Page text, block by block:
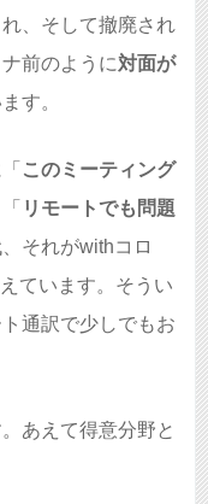
、そして撤廃され
前のように対面が
す。
このミーティング
リモートでも問題
それがwithコロ
ています。そうい
通訳で少しでもお
あえて得意分野と